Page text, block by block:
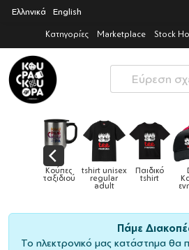
Ελληνικά English
Κατηγορίες Marketplace Stock
Παιδικό
tshirt
Drill
Καπέλα
ενηλίκων
Καπέλα
ενηλίκων
Πάμε
Το ηλεκτρονικό μας κατάστημα θα